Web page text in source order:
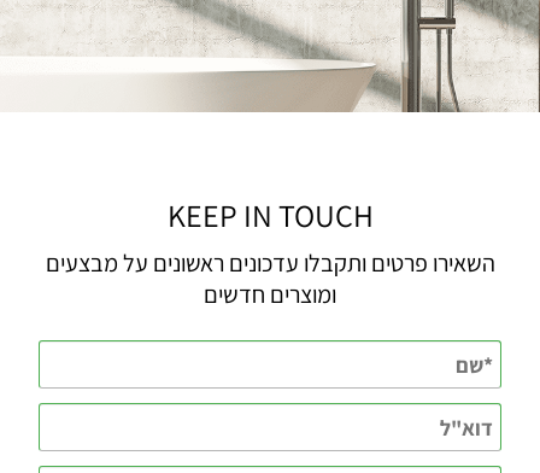
KEEP IN TOUCH
השאירו פרטים ותקבלו עדכונים ראשונים על מבצעים
ומוצרים חדשים